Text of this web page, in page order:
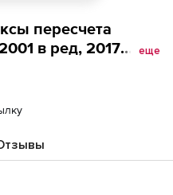
пересчета
в ред, 2017
Ингушетия за 1
рабочие места
еще